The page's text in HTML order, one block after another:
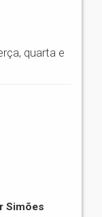
quarta e
Simões